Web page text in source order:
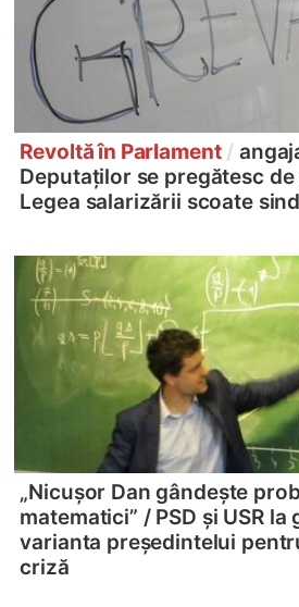
Revoltă în Parlament /
Deputaților se pregătesc
Legea salarizării scoate
„Nicușor Dan gândește
matematici” /PSD și USR la
varianta președintelui
criză